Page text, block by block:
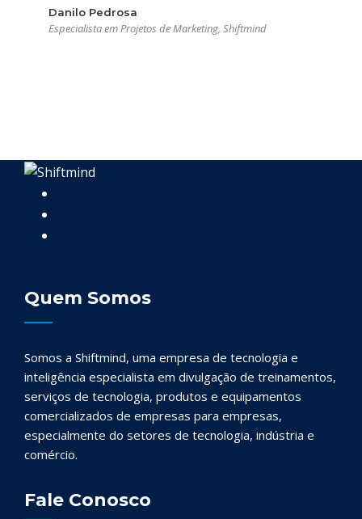
Danilo Pedrosa
Especialista em Projetos de Marketing, Shiftmind
Quem Somos
Somos a Shiftmind, uma empresa de tecnologia e
inteligência especialista em divulgação de treinamentos,
serviços de tecnologia, produtos e equipamentos
comercializados de empresas para empresas,
especialmente do setores de tecnologia, indústria e
comércio.
Fale Conosco